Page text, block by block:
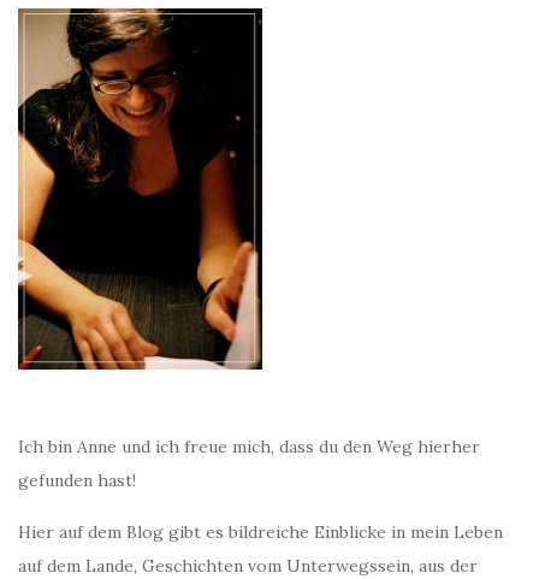
Ich bin Anne und ich freue mich, dass du den Weg hierher
gefunden hast!
Hier auf dem Blog gibt es bildreiche Einblicke in mein Leben
auf dem Lande, Geschichten vom Unterwegssein, aus der